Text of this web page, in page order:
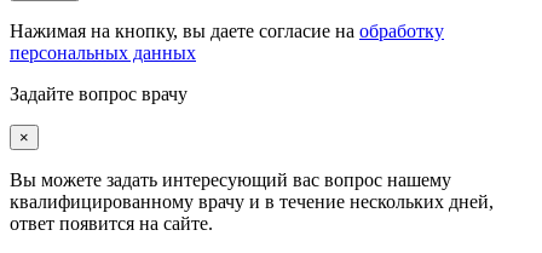
Нажимая на кнопку, вы даете согласие на обработку
персональных данных
Задайте вопрос врачу
×
Вы можете задать интересующий вас вопрос нашему
квалифицированному врачу и в течение нескольких дней,
ответ появится на сайте.